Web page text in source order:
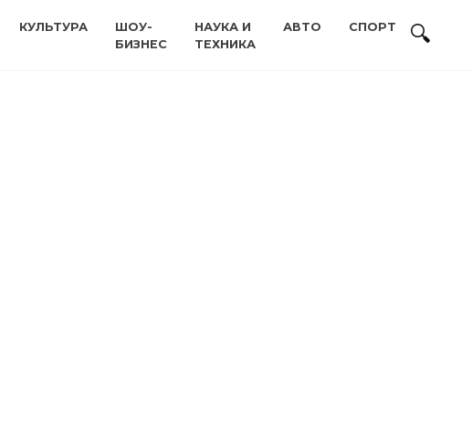
КУЛЬТУРА
ШОУ-
БИЗНЕС
НАУКА И
ТЕХНИКА
АВТО СПОРТ